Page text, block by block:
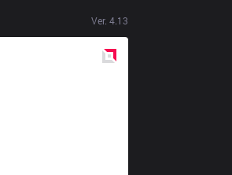
Ver. 4.13